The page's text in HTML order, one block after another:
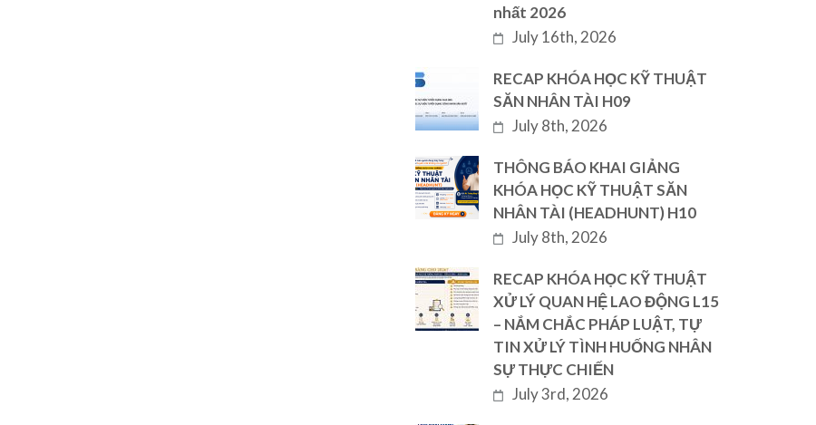
nhất 2026
July 16th, 2026
RECAP KHÓA HỌC KỸ THUẬT
SĂN NHÂN TÀI H09
July 8th, 2026
THÔNG BÁO KHAI GIẢNG
KHÓA HỌC KỸ THUẬT SĂN
NHÂN TÀI (HEADHUNT) H10
July 8th, 2026
RECAP KHÓA HỌC KỸ THUẬT
XỬ LÝ QUAN HỆ LAO ĐỘNG L15
– NẮM CHẮC PHÁP LUẬT, TỰ
TIN XỬ LÝ TÌNH HUỐNG NHÂN
SỰ THỰC CHIẾN
July 3rd, 2026